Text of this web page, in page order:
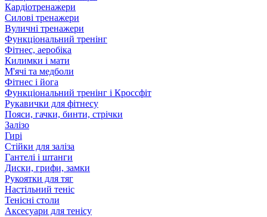
Кардіотренажери
Силові тренажери
Вуличні тренажери
Функціональний тренінг
Фітнес, аеробіка
Килимки і мати
М'ячі та медболи
Фітнес і йога
Функціональний тренінг і Кроссфіт
Рукавички для фітнесу
Пояси, гачки, бинти, стрічки
Залізо
Гирі
Стійки для заліза
Гантелі і штанги
Диски, грифи, замки
Рукоятки для тяг
Настільний теніс
Тенісні столи
Аксесуари для тенісу